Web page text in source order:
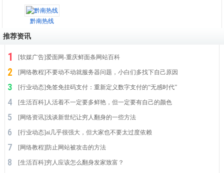
黔南热线
推荐资讯
[软媒广告]爱面网-重庆鲜面条网站百科
[网络教程]不要动不动就服务器问题，小白们多找下自己原因
[行业动态]免签免挂码支付：重新定义数字支付的“无感时代”
[生活百科] 人活着不一定要多鲜艳，但一定要有自己的颜色
[网络资讯]浅谈新世纪让穷人翻身的一些方法
[行业动态]ai几乎很强大，但大家也不要太过度依赖
[网络教程]防止网站被攻击的方法
[生活百科]穷人应该怎么翻身发家致富？